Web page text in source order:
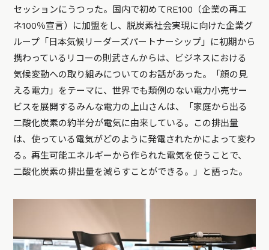
セッションにうつった。国内で初めてRE100（企業の再エ
ネ100％宣言）に加盟をし、脱炭素社会実現に向けた企業グ
ループ「日本気候リーダーズパートナーシップ」に初期から
携わっているリコーの則武さんからは、ビジネスにおける
気候変動への取り組みについてのお話があった。「顔の見
える電力」をテーマに、世界でも類例のない電力小売サー
ビスを展開するみんな電力の上山さんは、「家庭から出る
二酸化炭素の約半分が電気に由来している。この排出量
は、使っている電気がどのように発電されたかによって変わ
る。再生可能エネルギーから作られた電気を使うことで、
二酸化炭素の排出量を減らすことができる。」と語った。